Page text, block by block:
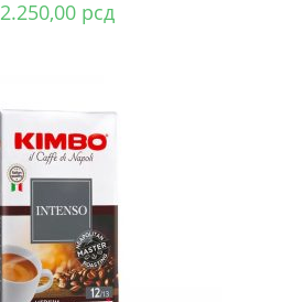
2.250,00 рсд